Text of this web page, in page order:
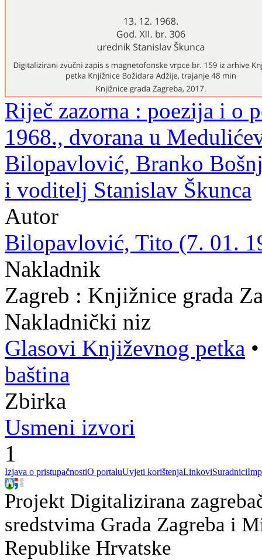
Riječ zazorna : poezija i o
1968., dvorana u
Bilopavlović, Branko
i voditelj Stanislav Škunca
Autor
Bilopavlović, Tito (7. 01.
Nakladnik
Zagreb : Knjižnice grada
Nakladnički niz
Glasovi Književnog petka
baština
Zbirka
Usmeni izvori
1
Izjava o pristupačnostiO portaluUvjeti korištenjaLinkoviSuradnici
Projekt Digitalizirana
sredstvima Grada Zagreba i
Republike Hrvatske